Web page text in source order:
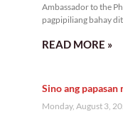
Ambassador to the
pagpipiliang bahay
READ MORE »
Sino ang papasan
Monday, August 3,